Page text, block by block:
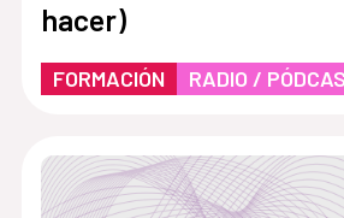
hacer)
FORMACIÓN RADIO /